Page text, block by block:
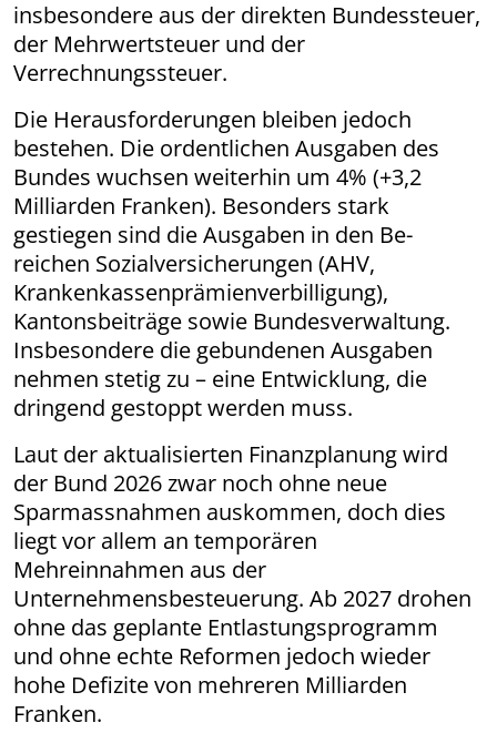
insbesondere aus der direkten Bundessteuer,
der Mehrwertsteuer und der
Verrechnungssteuer.
Die Herausforderungen bleiben jedoch
bestehen. Die ordentlichen Ausgaben des
Bundes wuchsen weiterhin um 4% (+3,2
Milliarden Franken). Besonders stark
gestiegen sind die Ausgaben in den Be-
reichen Sozialversicherungen (AHV,
Krankenkassenprämienverbilligung),
Kantonsbeiträge sowie Bundesverwaltung.
Insbesondere die gebundenen Ausgaben
nehmen stetig zu – eine Entwicklung, die
dringend gestoppt werden muss.
Laut der aktualisierten Finanzplanung wird
der Bund 2026 zwar noch ohne neue
Sparmassnahmen auskommen, doch dies
liegt vor allem an temporären
Mehreinnahmen aus der
Unternehmensbesteuerung. Ab 2027 drohen
ohne das geplante Entlastungsprogramm
und ohne echte Reformen jedoch wieder
hohe Defizite von mehreren Milliarden
Franken.